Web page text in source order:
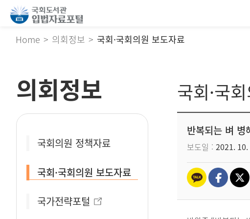
Home 의회정보 국회·국회의원 보도자료
의회정보
국회의원 정책자료
국회·국회의원 보도자료
국가전략포털
국회·국
반복되는 벼 병
보도일 2021.